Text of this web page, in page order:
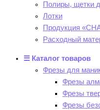
Полиры, щетки
Лотки
Продукция
Расходный
☰ Каталог товаров
Фрезы для
Фрезы
Фрезы
Фрезы